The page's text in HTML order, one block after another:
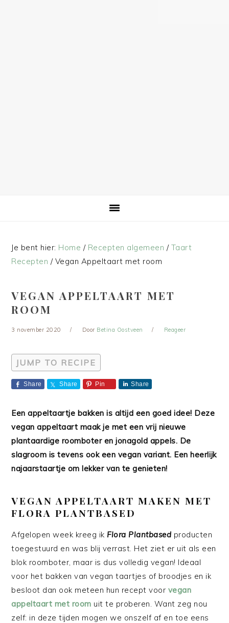
Je bent hier: Home / Recepten algemeen / Taart
Recepten /Vegan Appeltaart met room
VEGAN APPELTAART MET
ROOM
3 november 2020 Door Betina Oostveen Reageer
JUMP TO RECIPE
Share Share Pin Share
Een appeltaartje bakken is altijd een goed idee! Deze
vegan appeltaart maak je met een vrij nieuwe
plantaardige roomboter en jonagold appels. De
slagroom is tevens ook een vegan variant. Een heerlijk
najaarstaartje om lekker van te genieten!
VEGAN APPELTAART MAKEN MET
FLORA PLANTBASED
Afgelopen week kreeg ik Flora Plantbased producten
toegestuurd en was blij verrast. Het ziet er uit als een
blok roomboter, maar is dus volledig vegan! Ideaal
voor het bakken van vegan taartjes of broodjes en ik
besloot dan ook meteen hun recept voor vegan
appeltaart met room uit te proberen. Want zeg nou
zelf: in deze tijden mogen we onszelf af en toe eens